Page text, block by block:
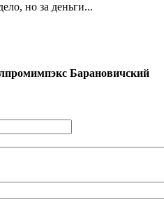
но за деньги...
Барановичский